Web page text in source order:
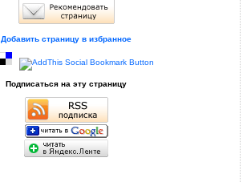
Добавить страницу в избранное
Подписаться на эту страницу